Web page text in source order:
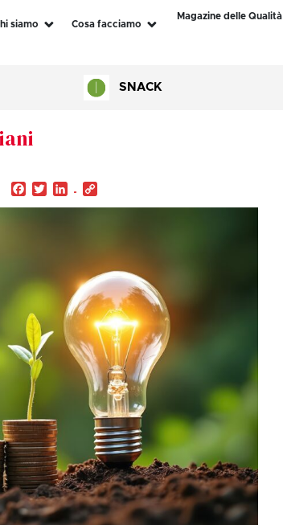
siamo Cosa facciamo
Magazine delle Qualità
SNACK
Facebook
TwitterLinkedIn